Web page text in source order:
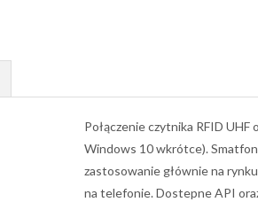
Połączenie czytnika RFID
Windows 10 wkrótce).
zastosowanie głównie na
na telefonie. Dostepne API